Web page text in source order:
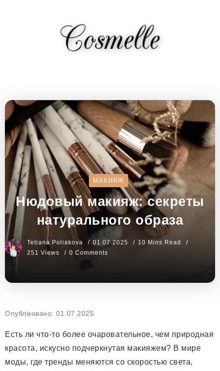
МАКИЯЖ
Нюдовый макияж: секреты
натурального образа
Tetiana Poliakova 01.07.2025
10 Mins Read
251 Views
0 Comments
Опубліковано: 01.07.2025
Есть ли что-то более очаровательное, чем природная
красота, искусно подчеркнутая макияжем? В мире
моды, где тренды меняются со скоростью света,